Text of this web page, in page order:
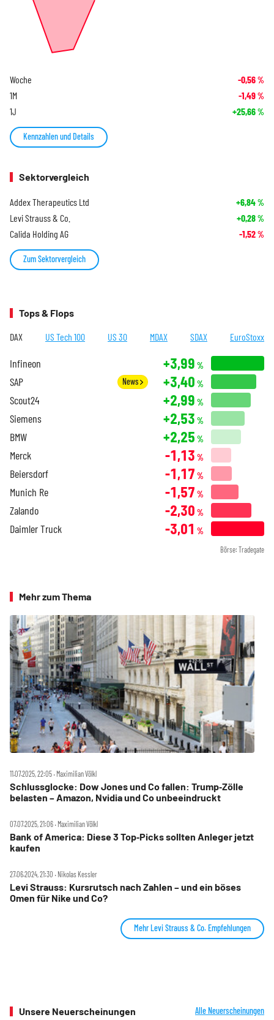
Woche -0,56%
1M -1,49%
1J +25,66%
Kennzahlen und Details
Sektorvergleich
Addex Therapeutics Ltd +6,84%
Levi Strauss & Co. +0,28%
Calida Holding AG -1,52%
Zum Sektorvergleich
Tops & Flops
DAX US Tech 100 US 30 MDAX SDAX EuroStoxx
Infineon +3,99 %
SAP News +3,40 %
Scout24 +2,99 %
Siemens +2,53 %
BMW +2,25 %
Merck -1,13 %
Beiersdorf -1,17 %
Munich Re -1,57 %
Zalando -2,30 %
Daimler Truck -3,01 %
Börse: Tradegate
Mehr zum Thema
11.07.2025, 22:05 ‧ Maximilian Völkl
Schlussglocke: Dow Jones und Co fallen: Trump‑Zölle
belasten – Amazon, Nvidia und Co unbeeindruckt
07.07.2025, 21:06 ‧ Maximilian Völkl
Bank of America: Diese 3 Top‑Picks sollten Anleger jetzt
kaufen
27.06.2024, 21:30 ‧ Nikolas Kessler
Levi Strauss: Kursrutsch nach Zahlen – und ein böses
Omen für Nike und Co?
Mehr Levi Strauss & Co. Empfehlungen
Unsere Neuerscheinungen Alle Neuerscheinungen